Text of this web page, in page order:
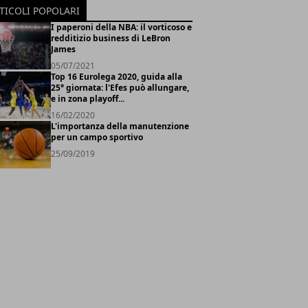
POPOLARI
I paperoni della NBA: il vorticoso e
redditizio business di LeBron
James
05/07/2021
Top 16 Eurolega 2020, guida alla
25° giornata: l'Efes può allungare,
e in zona playoff...
16/02/2020
L'importanza della manutenzione
per un campo sportivo
25/09/2019